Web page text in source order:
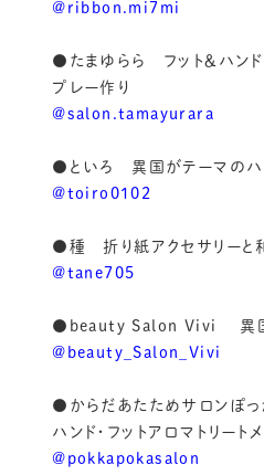
@ribbon.mi7mi
●たまゆらら フット＆ハンド
プレー作り
@salon.tamayurara
●といろ 異国がテーマのハ
@toiro0102
●種 折り紙アクセサリーと
@tane705
●beauty Salon Vivi 異国
@beauty_Salon_Vivi
●からだあたためサロンぽ
ハンド・フットアロマトリート
@pokkapokasalon